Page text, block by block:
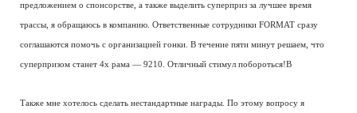
предложением о спонсорстве, а также выделить суперприз за лучшее время
трассы, я обращаюсь в компанию. Ответственные сотрудники FORMAT сразу
соглашаются помочь с организацией гонки. В течение пяти минут решаем, что
суперпризом станет 4х рама — 9210. Отличный стимул побороться!В
Также мне хотелось сделать нестандартные награды. По этому вопросу я